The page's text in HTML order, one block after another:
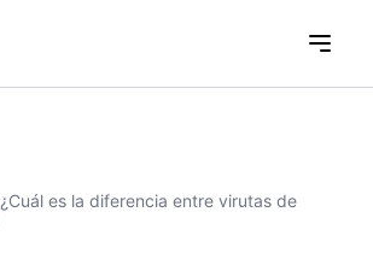
¿Cuál es la diferencia entre virutas de